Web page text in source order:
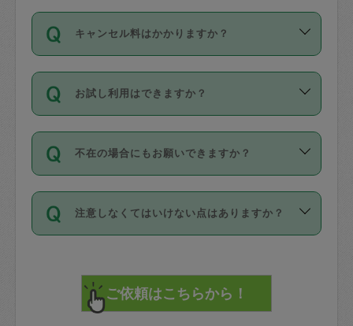
日本語も話せる方など様々です。
ールに記載していますので、各自の得意
を依頼してください。
現場トライアルを受け、合格したタスカ
ジさんが活動されています。
※テストセンターの講評は１件目のレビュ
参考
【詳細】タスカジさんの登録に際
です。作業中に物を壊したり、人にけが
をさせたりした場合が対象で、補償金額
す。
写真を撮り、
詳細FAQ：
損害賠償保険について教えて
ご依頼は、現在を起点に3日後（72時間
以降）の日時から受付可能となっていま
す。
タスカジさんへ「募集」をかけることが
可能です。
キャンセル料はかかりますか？
キャンセル料には、以下の2種類がありま
す。
1. 直前キャンセル（定期、スポット契約
共通）
72時間を超える※と、以下のキャンセル
料が発生します。
直前キャンセル料：
72時間前〜24時間前＝依頼料金の50%
お試し利用はできますか？
「お試し利用」というメニューはありま
せんが、「一回のみ」依頼を活用するこ
とによって、気に入ったタスカジさんを
まず、条件の合う気になるタスカジさ
みてください。
その後、一番気に入ったタスカジさんに
不在の場合にもお願いできますか？
不在の場合の作業はタスカジさんの同意
が必要です。数回の依頼ののち、タスカ
ジさんと依頼者の間で十分な信頼関係が
てください。
不在時に部屋に入るためにタスカジさん
注意しなくてはいけない点はありますか？
で、必ず鍵のかかるロッカーや金庫に入
れて依頼者の責任の元管理するよう心掛
けてください。